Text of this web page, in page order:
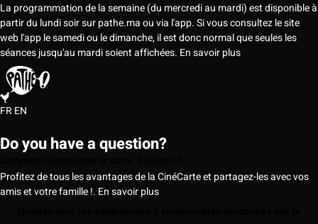
La programmation de la semaine (du mercredi au mardi) est disponible à
partir du lundi soir sur pathe.ma ou via l'app. Si vous consultez le site
web l'app le samedi ou le dimanche, il est donc normal que seules les
séances jusqu'au mardi soient affichées. En savoir plus
FREN
Do you have a question?
Profitez de tous les avantages de la CinéCarte et partagez-les avec vos
amis et votre famille !. En savoir plus